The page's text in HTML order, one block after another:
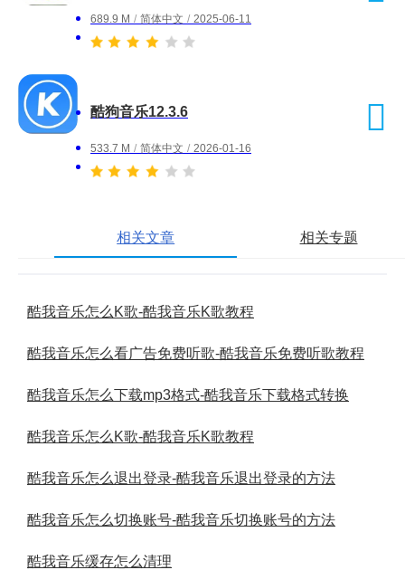
689.9 M / 简体中文 / 2025-06-11
酷狗音乐12.3.6
533.7 M / 简体中文 / 2026-01-16
相关文章 相关专题
酷我音乐怎么K歌-酷我音乐K歌教程
酷我音乐怎么看广告免费听歌-酷我音乐免费听歌教程
酷我音乐怎么下载mp3格式-酷我音乐下载格式转换
酷我音乐怎么K歌-酷我音乐K歌教程
酷我音乐怎么退出登录-酷我音乐退出登录的方法
酷我音乐怎么切换账号-酷我音乐切换账号的方法
酷我音乐缓存怎么清理